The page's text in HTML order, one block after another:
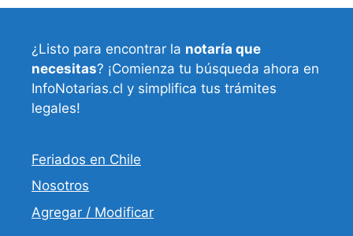
¿Listo para encontrar la notaría que
necesitas? ¡Comienza tu búsqueda ahora en
InfoNotarias.cl y simplifica tus trámites
legales!
Feriados en Chile
Nosotros
Agregar / Modificar